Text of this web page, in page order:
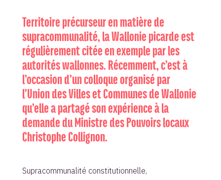
Territoire précurseur en matière de
supracommunalité, la Wallonie picarde est
régulièrement citée en exemple par les
autorités wallonnes. Récemment, c’est à
l’occasion d’un colloque organisé par
l’Union des Villes et Communes de Wallonie
qu’elle a partagé son expérience à la
demande du Ministre des Pouvoirs locaux
Christophe Collignon.
Supracommunalité constitutionnelle,